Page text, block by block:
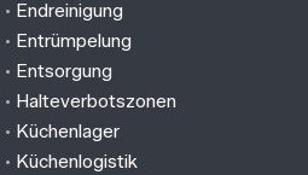
• Endreinigung
• Entrümpelung
• Entsorgung
• Halteverbotszonen
• Küchenlager
• Küchenlogistik